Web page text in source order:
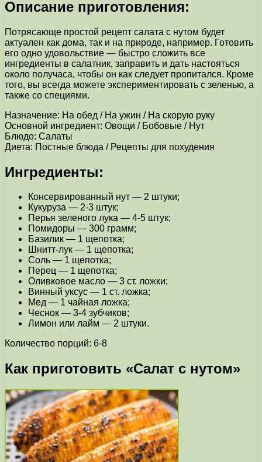
Описание приготовления:
Потрясающе простой рецепт салата с нутом будет
актуален как дома, так и на природе, например. Готовить
его одно удовольствие — быстро сложить все
ингредиенты в салатник, заправить и дать настояться
около получаса, чтобы он как следует пропитался. Кроме
того, вы всегда можете экспериментировать с зеленью, а
также со специями.
Назначение: На обед / На ужин / На скорую руку
Основной ингредиент: Овощи / Бобовые / Нут
Блюдо: Салаты
Диета: Постные блюда / Рецепты для похудения
Ингредиенты:
Консервированный нут — 2 штуки;
Кукуруза — 2-3 штук;
Перья зеленого лука — 4-5 штук;
Помидоры — 300 грамм;
Базилик — 1 щепотка;
Шнитт-лук — 1 щепотка;
Соль — 1 щепотка;
Перец — 1 щепотка;
Оливковое масло — 3 ст. ложки;
Винный уксус — 1 ст. ложка;
Мед — 1 чайная ложка;
Чеснок — 3-4 зубчиков;
Лимон или лайм — 2 штуки.
Количество порций: 6-8
Как приготовить «Cалат с нутом»